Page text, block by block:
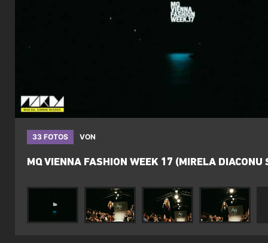
33 FOTOS VON
MQ VIENNA FASHION WEEK 17 (MIRELA DIACONU